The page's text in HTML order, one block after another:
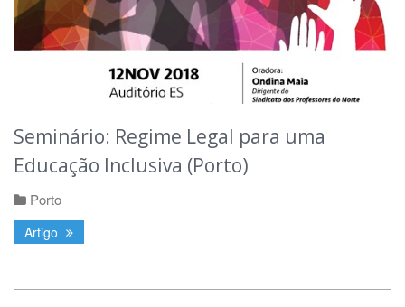
Seminário: Regime Legal para uma
Educação Inclusiva (Porto)
Porto
Artigo